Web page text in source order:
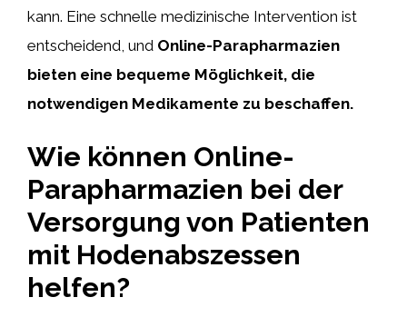
kann. Eine schnelle medizinische Intervention ist
entscheidend, und Online-Parapharmazien
bieten eine bequeme Möglichkeit, die
notwendigen Medikamente zu beschaffen.
Wie können Online-
Parapharmazien bei der
Versorgung von Patienten
mit Hodenabszessen
helfen?